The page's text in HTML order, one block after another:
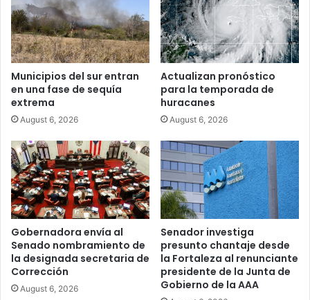
Municipios del sur entran
en una fase de sequía
extrema
August 6, 2026
Actualizan pronóstico
para la temporada de
huracanes
August 6, 2026
Gobernadora envía al
Senado nombramiento de
la designada secretaria de
Corrección
August 6, 2026
Senador investiga
presunto chantaje desde
la Fortaleza al renunciante
presidente de la Junta de
Gobierno de la AAA